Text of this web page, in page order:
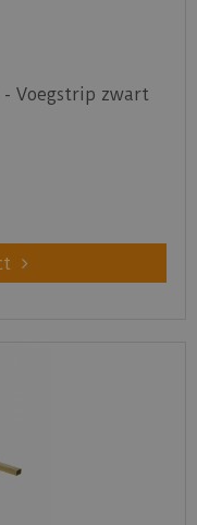
- Voegstrip zwart